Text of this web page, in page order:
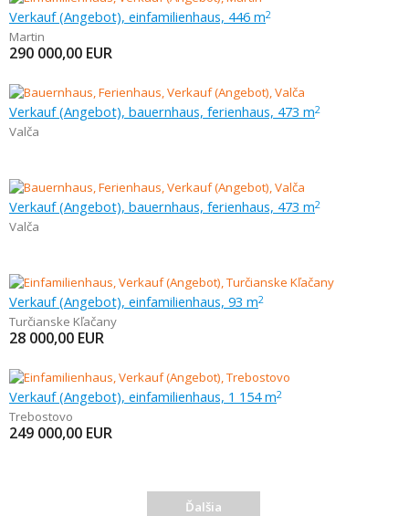
Verkauf (Angebot), einfamilienhaus, 446 m2
Martin
290 000,00 EUR
Verkauf (Angebot), bauernhaus, ferienhaus, 473 m2
Valča
Verkauf (Angebot), bauernhaus, ferienhaus, 473 m2
Valča
Verkauf (Angebot), einfamilienhaus, 93 m2
Turčianske Kľačany
28 000,00 EUR
Verkauf (Angebot), einfamilienhaus, 1 154 m2
Trebostovo
249 000,00 EUR
Ďalšia